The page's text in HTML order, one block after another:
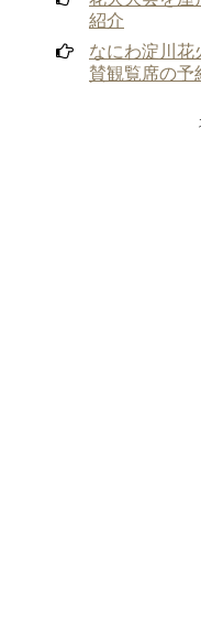
紹介
なにわ淀川
賛観覧席の予